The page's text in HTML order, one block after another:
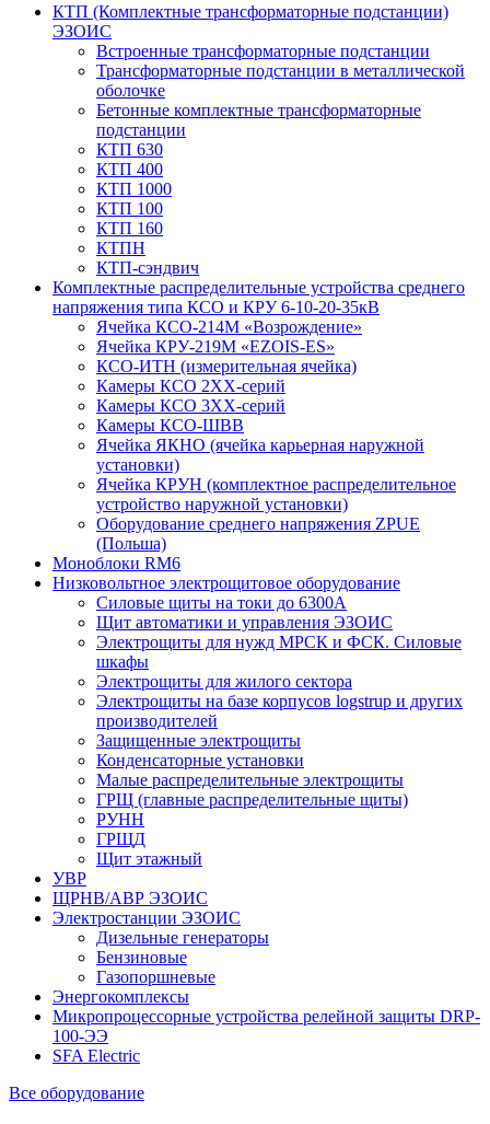
КТП (Комплектные трансформаторные подстанции)
ЭЗОИС
Встроенные трансформаторные подстанции
Трансформаторные подстанции в металлической
оболочке
Бетонные комплектные трансформаторные
подстанции
КТП 630
КТП 400
КТП 1000
КТП 100
КТП 160
КТПН
КТП-сэндвич
Комплектные распределительные устройства среднего
напряжения типа КСО и КРУ 6-10-20-35кВ
Ячейка КСО-214М «Возрождение»
Ячейка КРУ-219М «EZOIS-ES»
КСО-ИТН (измерительная ячейка)
Камеры КСО 2ХХ-серий
Камеры КСО 3ХХ-серий
Камеры КСО-ШВВ
Ячейка ЯКНО (ячейка карьерная наружной
установки)
Ячейка КРУН (комплектное распределительное
устройство наружной установки)
Оборудование среднего напряжения ZPUE
(Польша)
Моноблоки RM6
Низковольтное электрощитовое оборудование
Силовые щиты на токи до 6300А
Щит автоматики и управления ЭЗОИС
Электрощиты для нужд МРСК и ФСК. Силовые
шкафы
Электрощиты для жилого сектора
Электрощиты на базе корпусов logstrup и других
производителей
Защищенные электрощиты
Конденсаторные установки
Малые распределительные электрощиты
ГРЩ (главные распределительные щиты)
РУНН
ГРЩД
Щит этажный
УВР
ЩРНВ/АВР ЭЗОИС
Электростанции ЭЗОИС
Дизельные генераторы
Бензиновые
Газопоршневые
Энергокомплексы
Микропроцессорные устройства релейной защиты DRP-
100-ЭЭ
SFA Electric
Все оборудование